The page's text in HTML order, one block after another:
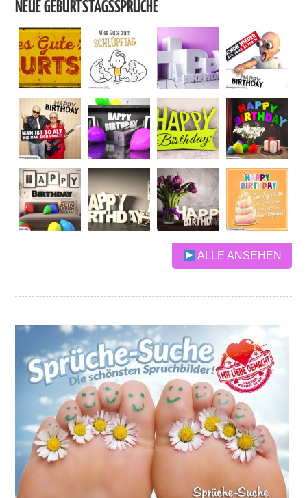
NEUE GEBURTSTAGSSPRÜCHE
ALLE ANSEHEN